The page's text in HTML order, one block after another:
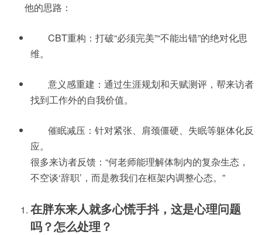
他的思路：
CBT重构：打破“必须完美”“不能出错”的绝对化思
维。
意义感重建：通过生涯规划和天赋测评，帮来访者
找到工作外的自我价值。
催眠减压：针对紧张、肩颈僵硬、失眠等躯体化反
应。
很多来访者反馈：“何老师能理解体制内的复杂生态，
不空谈‘辞职’，而是教我们在框架内调整心态。”
在胖东来人就多心慌手抖，这是心理问题
吗？怎么处理？